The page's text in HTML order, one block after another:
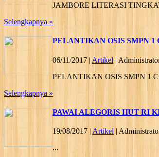
JAMBORE LITERASI
Selengkapnya »
PELANTIKAN OSIS SMPN 1
06/11/2017 | Artikel|
PELANTIKAN OSIS SMPN 1
Selengkapnya »
PAWAI ALEGORIS HUT RI
19/08/2017 |Artikel |
...